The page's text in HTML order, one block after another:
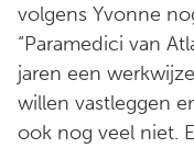
volgens Yvonne
“Paramedici van
jaren een
willen vastleggen
ook nog veel niet.